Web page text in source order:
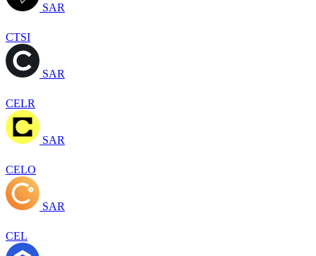
SAR
CTSI
SAR
CELR
SAR
CELO
SAR
CEL